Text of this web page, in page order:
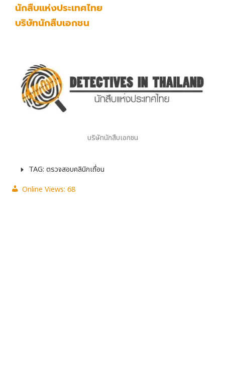
นักสืบแห่งประเทศไทย
บริษัทนักสืบเอกชน
บริษัทนักสืบเอกชน
TAG: ตรวจสอบคลินิกเถื่อน
Online Views: 68